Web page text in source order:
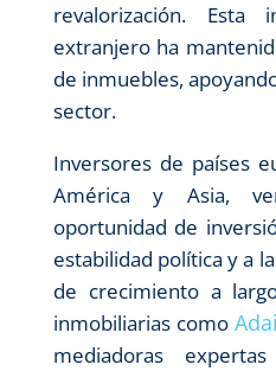
revalorización. Esta
extranjero ha
de inmuebles,
sector.
Inversores de países
América y Asia,
oportunidad de
estabilidad política y a
de crecimiento a
inmobiliarias como
mediadoras